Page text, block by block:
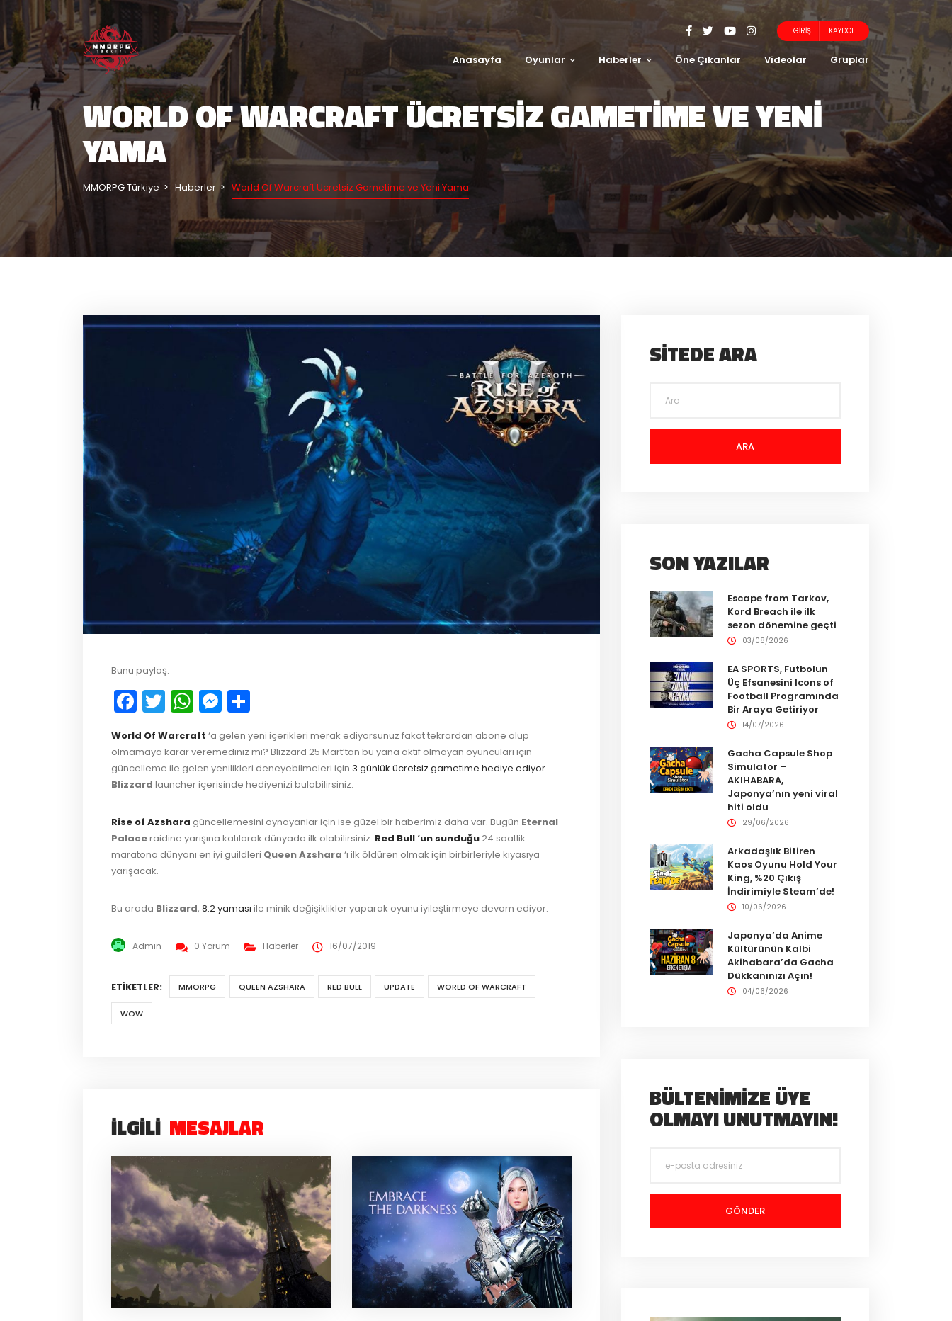
GIRIŞ KAYDOL
Anasayfa Oyunlar Haberler Öne Çıkanlar Videolar Gruplar
WORLD OF WARCRAFT ÜCRETSIZ GAMETIME VE YENI
YAMA
MMORPG Türkiye Haberler World Of Warcraft Ücretsiz Gametime ve Yeni Yama
Bunu paylaş:
Facebook
Twitter
WhatsApp
Messenger
World Of Warcraft ‘a gelen yeni içerikleri merak ediyorsunuz fakat tekrardan abone olup
olmamaya karar veremediniz mi? Blizzard 25 Mart’tan bu yana aktif olmayan oyuncuları için
güncelleme ile gelen yenilikleri deneyebilmeleri için 3 günlük ücretsiz gametime hediye ediyor.
Blizzard launcher içerisinde hediyenizi bulabilirsiniz.
Rise of Azshara güncellemesini oynayanlar için ise güzel bir haberimiz daha var. Bugün Eternal
Palaceraidine yarışına katılarak dünyada ilk olabilirsiniz. Red Bull ‘un sunduğu24 saatlik
maratona dünyanı en iyi guildleri Queen Azshara ‘ı ilk öldüren olmak için birbirleriyle kıyasıya
yarışacak.
Bu arada Blizzard, 8.2 yaması ile minik değişiklikler yaparak oyunu iyileştirmeye devam ediyor.
Admin 0 Yorum Haberler 16/07/2019
ETIKETLER: MMORPG QUEEN AZSHARA RED BULL UPDATE WORLD OF WARCRAFT
WOW
İLGILI MESAJLAR
SITEDE ARA
ARA
SON YAZILAR
Escape from Tarkov,
Kord Breach ile ilk
sezon dönemine geçti
03/08/2026
EA SPORTS, Futbolun
Üç Efsanesini Icons of
Football Programında
Bir Araya Getiriyor
14/07/2026
Gacha Capsule Shop
Simulator –
AKIHABARA,
Japonya’nın yeni viral
hiti oldu
29/06/2026
Arkadaşlık Bitiren
Kaos Oyunu Hold Your
King, %20 Çıkış
İndirimiyle Steam’de!
10/06/2026
Japonya’da Anime
Kültürünün Kalbi
Akihabara’da Gacha
Dükkanınızı Açın!
04/06/2026
BÜLTENIMIZE ÜYE
OLMAYI UNUTMAYIN!